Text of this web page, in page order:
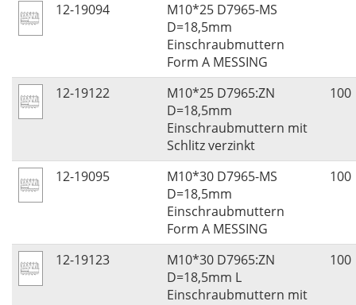
12-19094
M10*25 D7965-MS
D=18,5mm
Einschraubmuttern
Form A MESSING
12-19122
M10*25 D7965:ZN
D=18,5mm
Einschraubmuttern mit
Schlitz verzinkt
100
12-19095
M10*30 D7965-MS
D=18,5mm
Einschraubmuttern
Form A MESSING
100
12-19123
M10*30 D7965:ZN
D=18,5mm L
Einschraubmuttern mit
100